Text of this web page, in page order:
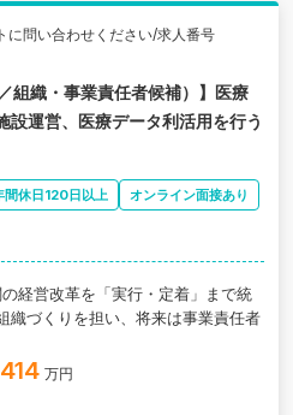
に問い合わせください/求人番号
組織・事業責任者候補）】医療
運営、医療データ利活用を行う
間休日120日以上
オンライン面接あり
経営改革を「実行・定着」まで統
織づくりを担い、将来は事業責任者
万円